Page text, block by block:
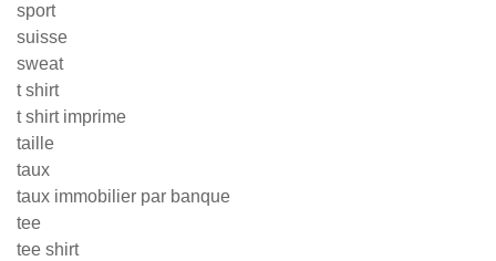
sport
suisse
sweat
t shirt
t shirt imprime
taille
taux
taux immobilier par banque
tee
tee shirt